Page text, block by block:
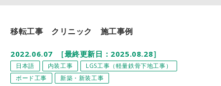
移転工事 クリニック 施工事例
2022.06.07 ［最終更新日：2025.08.28］
日本語 内装工事
LGS工事（軽量鉄骨下地工事）
ボード工事
新築・新装工事